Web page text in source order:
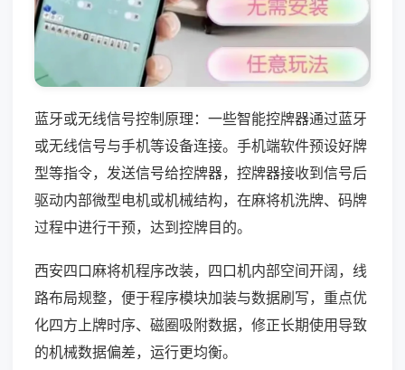
蓝牙或无线信号控制原理：一些智能控牌器通过蓝牙
或无线信号与手机等设备连接。手机端软件预设好牌
型等指令，发送信号给控牌器，控牌器接收到信号后
驱动内部微型电机或机械结构，在麻将机洗牌、码牌
过程中进行干预，达到控牌目的。
西安四口麻将机程序改装，四口机内部空间开阔，线
路布局规整，便于程序模块加装与数据刷写，重点优
化四方上牌时序、磁圈吸附数据，修正长期使用导致
的机械数据偏差，运行更均衡。